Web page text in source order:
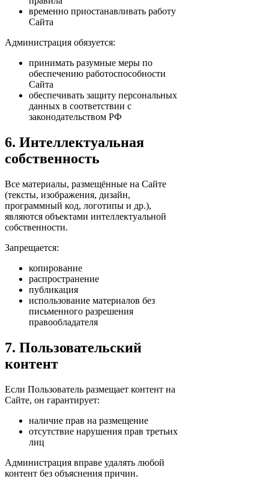
временно приостанавливать работу
Сайта
Администрация обязуется:
принимать разумные меры по
обеспечению работоспособности
Сайта
обеспечивать защиту персональных
данных в соответствии с
законодательством РФ
6. Интеллектуальная
собственность
Все материалы, размещённые на Сайте
(тексты, изображения, дизайн,
программный код, логотипы и др.),
являются объектами интеллектуальной
собственности.
Запрещается:
копирование
распространение
публикация
использование материалов без
письменного разрешения
правообладателя
7. Пользовательский
контент
Если Пользователь размещает контент на
Сайте, он гарантирует:
наличие прав на размещение
отсутствие нарушения прав третьих
лиц
Администрация вправе удалять любой
контент без объяснения причин.